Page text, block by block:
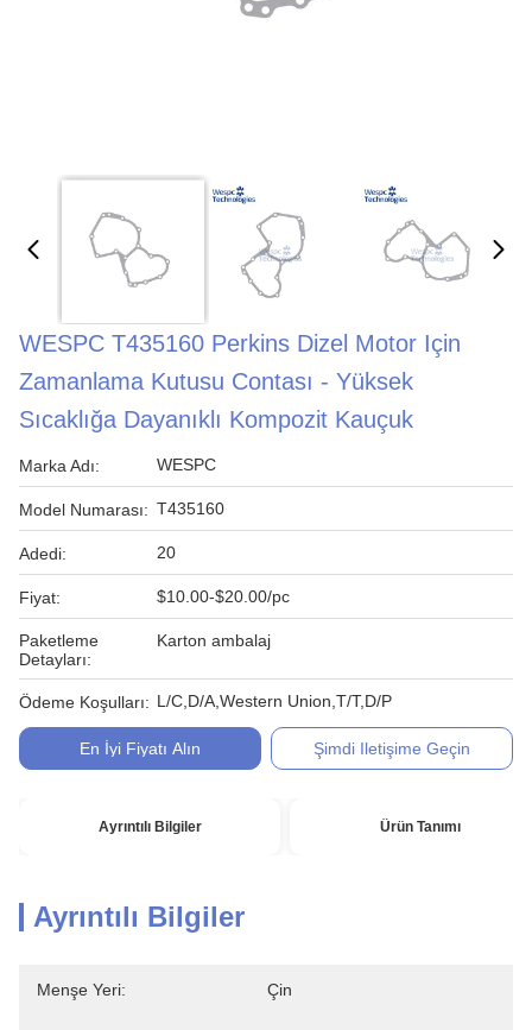
WESPC T435160 Perkins Dizel Motor Için
Zamanlama Kutusu Contası - Yüksek
Sıcaklığa Dayanıklı Kompozit Kauçuk
Marka Adı: WESPC
Model Numarası: T435160
Adedi: 20
Fiyat: $10.00-$20.00/pc
Paketleme
Detayları:
Karton ambalaj
Ödeme Koşulları: L/C,D/A,Western Union,T/T,D/P
En İyi Fiyatı Alın Şimdi Iletişime Geçin
Ayrıntılı Bilgiler Ürün Tanımı
Ayrıntılı Bilgiler
Menşe Yeri: Çin